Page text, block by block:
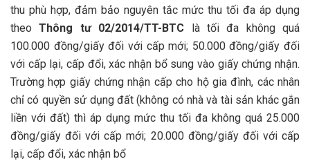
thu phù hợp, đảm bảo nguyên tắc mức thu tối đa áp dụng
theoThông tư 02/2014/TT-BTC là tối đa không quá
100.000 đồng/giấy đối với cấp mới; 50.000 đồng/giấy đối
với cấp lại, cấp đổi, xác nhận bổ sung vào giấy chứng nhận.
Trường hợp giấy chứng nhận cấp cho hộ gia đình, các nhân
chỉ có quyền sử dụng đất (không có nhà và tài sản khác gắn
liền với đất) thì áp dụng mức thu tối đa không quá 25.000
đồng/giấy đối với cấp mới; 20.000 đồng/giấy đối với cấp
lại, cấp đổi, xác nhận bổ